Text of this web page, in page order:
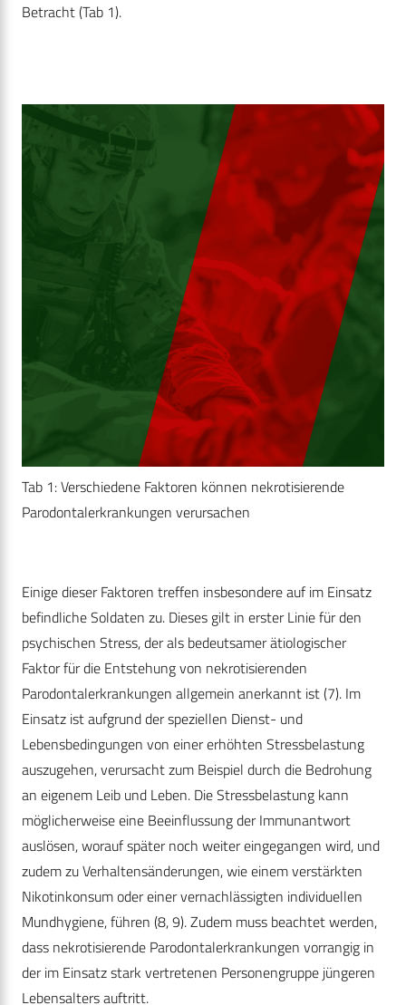
Betracht (Tab 1).
Tab 1: Verschiedene Faktoren können nekrotisierende
Parodontalerkrankungen verursachen
Einige dieser Faktoren treffen insbesondere auf im Einsatz
befindliche Soldaten zu. Dieses gilt in erster Linie für den
psychischen Stress, der als bedeutsamer ätiologischer
Faktor für die Entstehung von nekrotisierenden
Parodontalerkrankungen allgemein anerkannt ist (7). Im
Einsatz ist aufgrund der speziellen Dienst- und
Lebensbedingungen von einer erhöhten Stressbelastung
auszugehen, verursacht zum Beispiel durch die Bedrohung
an eigenem Leib und Leben. Die Stressbelastung kann
möglicherweise eine Beeinflussung der Immunantwort
auslösen, worauf später noch weiter eingegangen wird, und
zudem zu Verhaltensänderungen, wie einem verstärkten
Nikotinkonsum oder einer vernachlässigten individuellen
Mundhygiene, führen (8, 9). Zudem muss beachtet werden,
dass nekrotisierende Parodontalerkrankungen vorrangig in
der im Einsatz stark vertretenen Personengruppe jüngeren
Lebensalters auftritt.